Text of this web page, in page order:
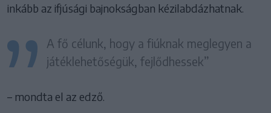
inkább az ifjúsági bajnokságban kézilabdázhatnak.
A fő célunk, hogy a fiúknak meglegyen a
játéklehetőségük, fejlődhessek”
– mondta el az edző.